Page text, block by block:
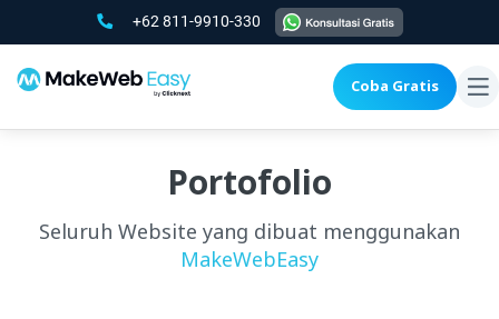
+62 811-9910-330
Coba Gratis
Portofolio
Seluruh Website yang dibuat menggunakan
MakeWebEasy